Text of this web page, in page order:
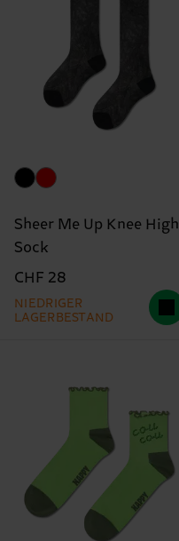
Sheer Me Up Knee High
Sock
CHF 28
NIEDRIGER
LAGERBESTAND